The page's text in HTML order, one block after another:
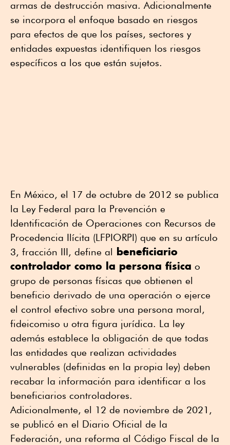
armas de destrucción masiva. Adicionalmente
se incorpora el enfoque basado en riesgos
para efectos de que los países, sectores y
entidades expuestas identifiquen los riesgos
específicos a los que están sujetos.
En México, el 17 de octubre de 2012 se publica
la Ley Federal para la Prevención e
Identificación de Operaciones con Recursos de
Procedencia Ilícita (LFPIORPI) que en su artículo
3, fracción III, define al beneficiario
controlador como la persona física o
grupo de personas físicas que obtienen el
beneficio derivado de una operación o ejerce
el control efectivo sobre una persona moral,
fideicomiso u otra figura jurídica. La ley
además establece la obligación de que todas
las entidades que realizan actividades
vulnerables (definidas en la propia ley) deben
recabar la información para identificar a los
beneficiarios controladores.
Adicionalmente, el 12 de noviembre de 2021,
se publicó en el Diario Oficial de la
Federación, una reforma al Código Fiscal de la